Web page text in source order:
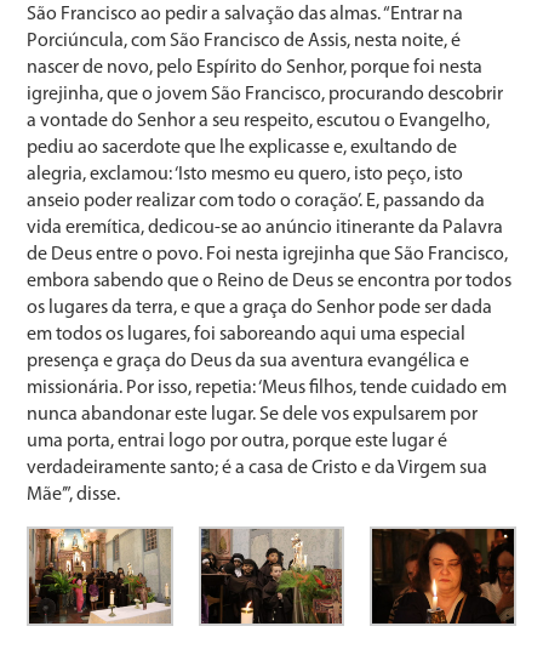
São Francisco ao pedir a salvação das almas. “Entrar na
Porciúncula, com São Francisco de Assis, nesta noite, é
nascer de novo, pelo Espírito do Senhor, porque foi nesta
igrejinha, que o jovem São Francisco, procurando descobrir
a vontade do Senhor a seu respeito, escutou o Evangelho,
pediu ao sacerdote que lhe explicasse e, exultando de
alegria, exclamou: ‘Isto mesmo eu quero, isto peço, isto
anseio poder realizar com todo o coração’. E, passando da
vida eremítica, dedicou-se ao anúncio itinerante da Palavra
de Deus entre o povo. Foi nesta igrejinha que São Francisco,
embora sabendo que o Reino de Deus se encontra por todos
os lugares da terra, e que a graça do Senhor pode ser dada
em todos os lugares, foi saboreando aqui uma especial
presença e graça do Deus da sua aventura evangélica e
missionária. Por isso, repetia: ‘Meus filhos, tende cuidado em
nunca abandonar este lugar. Se dele vos expulsarem por
uma porta, entrai logo por outra, porque este lugar é
verdadeiramente santo; é a casa de Cristo e da Virgem sua
Mãe’”, disse.